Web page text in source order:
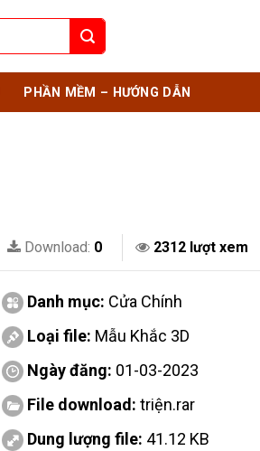
PHẦN MỀM – HƯỚNG DẪN
Download: 0 2312 lượt xem
Danh mục: Cửa Chính
Loại file: Mẫu Khắc 3D
Ngày đăng: 01-03-2023
File download: triện.rar
Dung lượng file: 41.12 KB